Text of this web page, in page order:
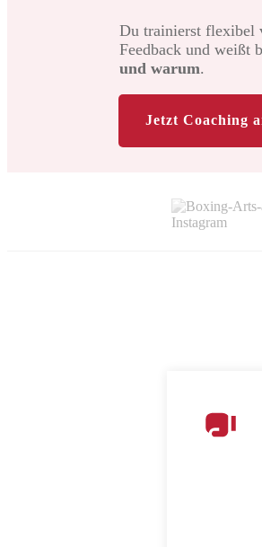
Du trainierst flexibel
Feedback und weißt
und warum.
Jetzt Coaching